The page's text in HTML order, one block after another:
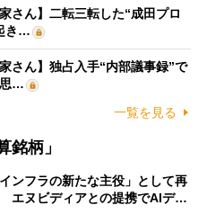
さん】二転三転した“成田プロ
き…
さん】独占入手“内部議事録”で
思…
一覧を見る
銘柄」
ンフラの新たな主役」として再
エヌビディアとの提携でAIデ…